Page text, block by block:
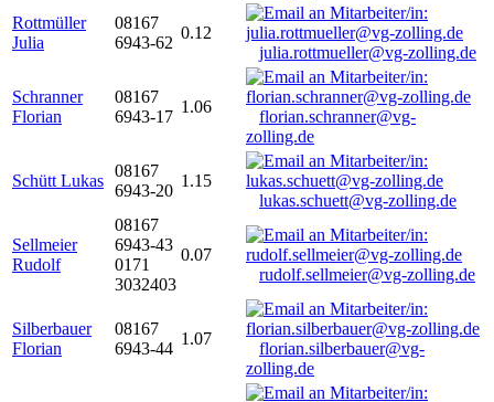
Rottmüller
Julia
08167
6943-62
0.12
julia.rottmueller@vg-zolling.de
Schranner
Florian
08167
6943-17
1.06
florian.schranner@vg-
zolling.de
Schütt Lukas
08167
6943-20
1.15
lukas.schuett@vg-zolling.de
Sellmeier
Rudolf
08167
6943-43
0171
3032403
0.07
rudolf.sellmeier@vg-zolling.de
Silberbauer
Florian
08167
6943-44
1.07
florian.silberbauer@vg-
zolling.de